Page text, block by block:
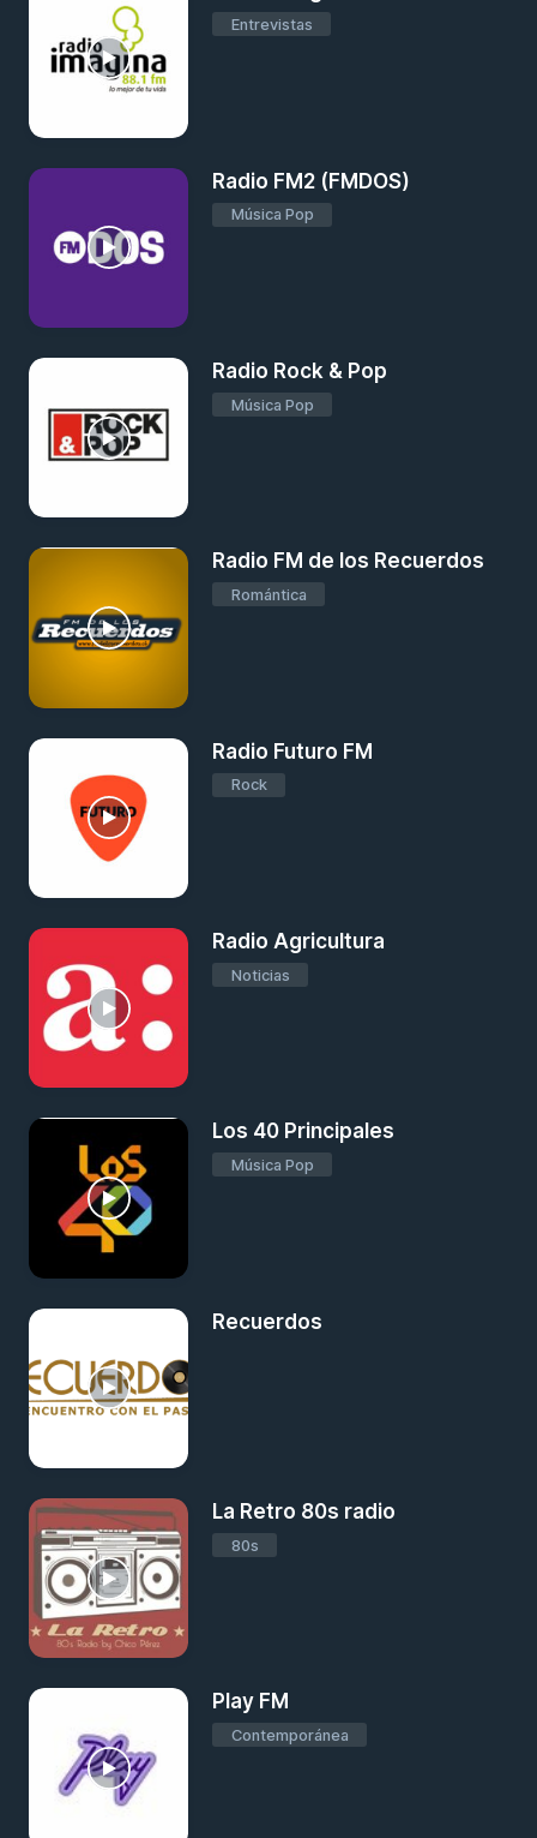
Entrevistas
Radio FM2 (FMDOS)
Música Pop
Radio Rock & Pop
Música Pop
Radio FM de los Recuerdos
Romántica
Radio Futuro FM
Rock
Radio Agricultura
Noticias
Los 40 Principales
Música Pop
Recuerdos
La Retro 80s radio
80s
Play FM
Contemporánea